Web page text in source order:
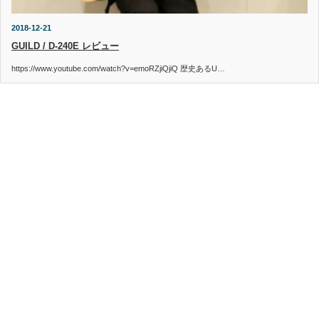
2018-12-21
GUILD / D-240E レビュー
https://www.youtube.com/watch?v=emoRZjiQjiQ 歴史あるU…